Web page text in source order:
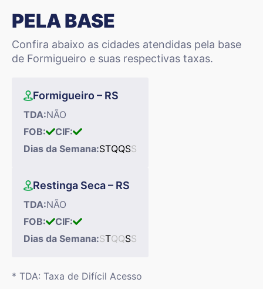
PELA BASE
Confira abaixo as cidades atendidas pela base
de Formigueiro e suas respectivas taxas.
Formigueiro – RS
TDA:NÃO
FOB:
CIF:
Dias da Semana:STQQSS
Restinga Seca – RS
TDA:NÃO
FOB:
CIF:
Dias da Semana:STQQSS
* TDA: Taxa de Difícil Acesso